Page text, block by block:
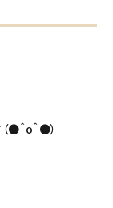
●＾o＾●）